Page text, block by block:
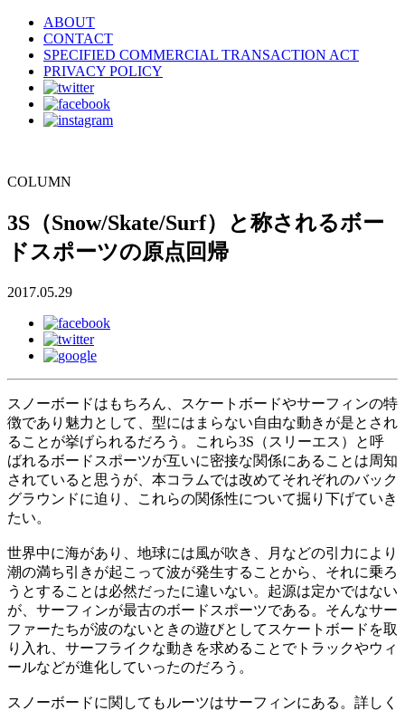
ABOUT
CONTACT
SPECIFIED COMMERCIAL TRANSACTION ACT
PRIVACY POLICY
COLUMN
3S（Snow/Skate/Surf）と称されるボー
ドスポーツの原点回帰
2017.05.29
スノーボードはもちろん、スケートボードやサーフィンの特
徴であり魅力として、型にはまらない自由な動きが是とされ
ることが挙げられるだろう。これら3S（スリーエス）と呼
ばれるボードスポーツが互いに密接な関係にあることは周知
されていると思うが、本コラムでは改めてそれぞれのバック
グラウンドに迫り、これらの関係性について掘り下げていき
たい。
世界中に海があり、地球には風が吹き、月などの引力により
潮の満ち引きが起こって波が発生することから、それに乗ろ
うとすることは必然だったに違いない。起源は定かではない
が、サーフィンが最古のボードスポーツである。そんなサー
ファーたちが波のないときの遊びとしてスケートボードを取
り入れ、サーフライクな動きを求めることでトラックやウィ
ールなどが進化していったのだろう。
スノーボードに関してもルーツはサーフィンにある。詳しく